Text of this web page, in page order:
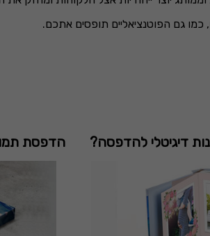
גם הפוטנציאליים תופסים אתכם.
דיגיטלי להדפסה? הדפסת